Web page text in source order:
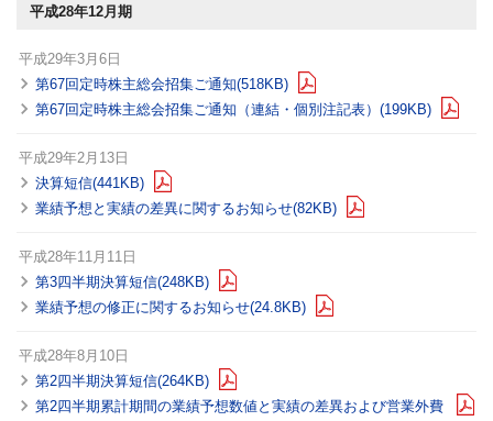
平成28年12月期
平成29年3月6日
第67回定時株主総会招集ご通知(518KB)
第67回定時株主総会招集ご通知（連結・個別注記表）(199KB)
平成29年2月13日
決算短信(441KB)
業績予想と実績の差異に関するお知らせ(82KB)
平成28年11月11日
第3四半期決算短信(248KB)
業績予想の修正に関するお知らせ(24.8KB)
平成28年8月10日
第2四半期決算短信(264KB)
第2四半期累計期間の業績予想数値と実績の差異および営業外費